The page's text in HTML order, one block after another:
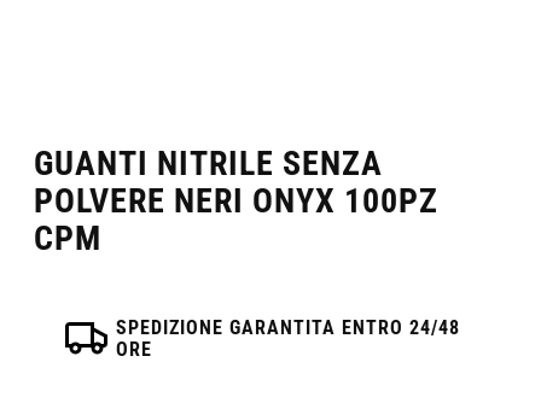
GUANTI NITRILE SENZA
POLVERE NERI ONYX 100PZ
CPM
SPEDIZIONE GARANTITA ENTRO 24/48
ORE